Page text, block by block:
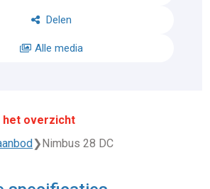
Delen
Alle media
het overzicht
❯ Nimbus 28 DC